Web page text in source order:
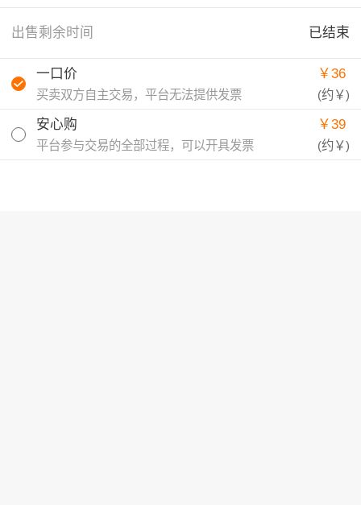
出售剩余时间 已结束
一口价
买卖双方自主交易，平台无法提供发票
￥36
(约￥)
安心购
平台参与交易的全部过程，可以开具发票
￥39
(约￥)